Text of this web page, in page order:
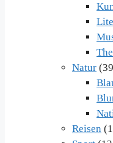
Natur
Reisen